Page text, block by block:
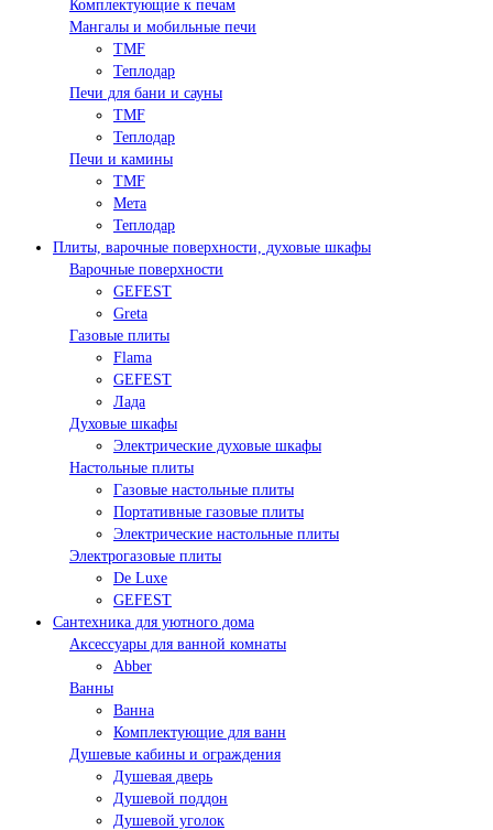
Комплектующие к печам
Мангалы и мобильные печи
TMF
Теплодар
Печи для бани и сауны
TMF
Теплодар
Печи и камины
TMF
Мета
Теплодар
Плиты, варочные поверхности, духовые шкафы
Варочные поверхности
GEFEST
Greta
Газовые плиты
Flama
GEFEST
Лада
Духовые шкафы
Электрические духовые шкафы
Настольные плиты
Газовые настольные плиты
Портативные газовые плиты
Электрические настольные плиты
Электрогазовые плиты
De Luxe
GEFEST
Сантехника для уютного дома
Аксессуары для ванной комнаты
Abber
Ванны
Ванна
Комплектующие для ванн
Душевые кабины и ограждения
Душевая дверь
Душевой поддон
Душевой уголок